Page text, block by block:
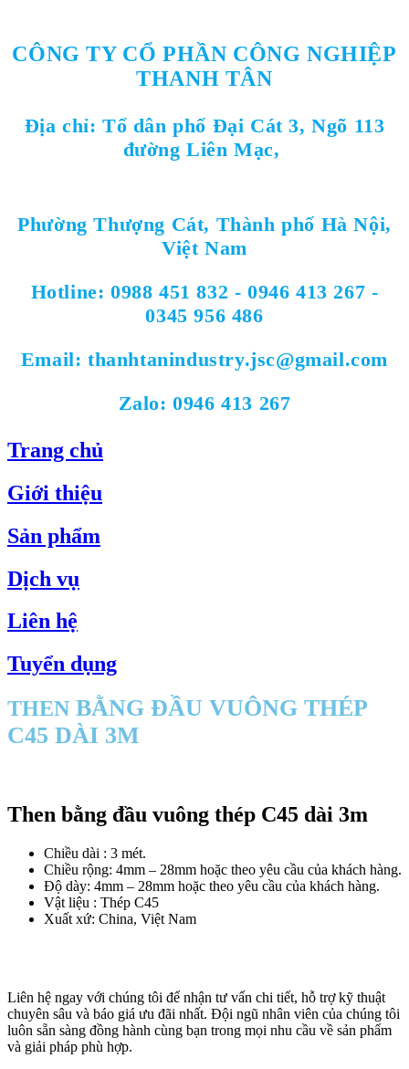
CÔNG TY CỔ PHẦN CÔNG NGHIỆP
THANH TÂN
Địa chỉ: Tổ dân phố Đại Cát 3, Ngõ 113
đường Liên Mạc,
Phường Thượng Cát, Thànhphố Hà Nội,
Việt Nam
Hotline: 0988 451 832 - 0946 413 267 -
0345 956 486
Email: thanhtanindustry.jsc@gmail.com
Zalo: 0946 413 267
Trang chủ
Giới thiệu
Sản phẩm
Dịch vụ
Liên hệ
Tuyển dụng
THEN BẰNG ĐẦU VUÔNG THÉP
C45 DÀI 3M
Then bằng đầu vuông thép C45 dài 3m
Chiều dài : 3 mét.
Chiều rộng: 4mm – 28mm hoặc theo yêu cầu của khách hàng.
Độ dày: 4mm – 28mm hoặc theo yêu cầu của khách hàng.
Vật liệu : Thép C45
Xuất xứ: China, Việt Nam
Liên hệ ngay với chúng tôi để nhận tư vấn chi tiết, hỗ trợ kỹ thuật
chuyên sâu và báo giá ưu đãi nhất. Đội ngũ nhân viên của chúng tôi
luôn sẵn sàng đồng hành cùng bạn trong mọi nhu cầu về sản phẩm
và giải pháp phù hợp.